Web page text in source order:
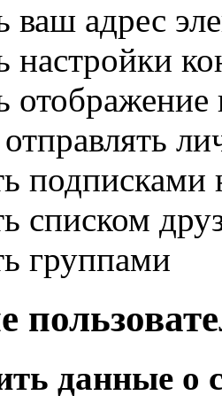
ваш адрес
настройки
подписками
списком
группами
данные о